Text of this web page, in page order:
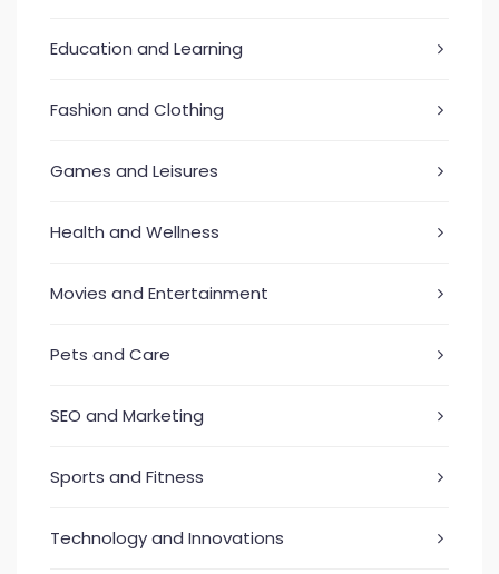
Education and Learning
Fashion and Clothing
Games and Leisures
Health and Wellness
Movies and Entertainment
Pets and Care
SEO and Marketing
Sports and Fitness
Technology and Innovations